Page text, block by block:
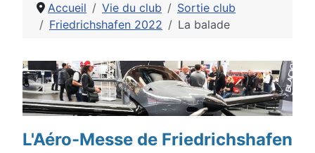
Accueil Vie du club
Sortie club
Friedrichshafen 2022
La balade
Détails
L'Aéro-Messe de Friedrichshafen